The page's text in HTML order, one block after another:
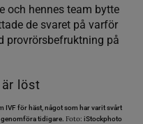
och hennes team bytte
de svaret på varför
provrörsbefruktning på
IVF för häst, något som har varit svårt
genomföra tidigare. Foto: iStockphoto